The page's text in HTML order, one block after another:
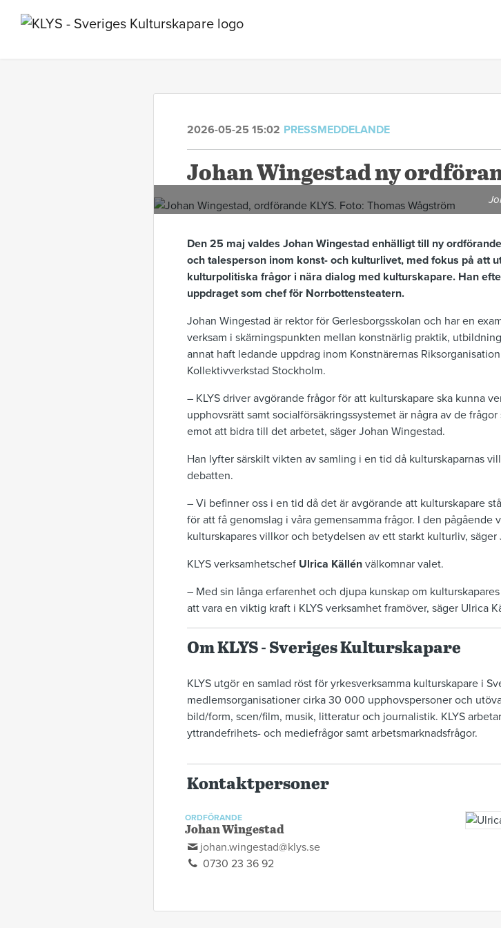
2026-05-25 15:02 PRESSMEDDELANDE
Johan Wingestad ny
Den 25 maj valdes Johan Wingestad enhälligt till ny
och talesperson inom konst- och kulturlivet, med fokus på att
kulturpolitiska frågor i nära dialog med kulturskapare. Han
uppdraget som chef för Norrbottensteatern.
Johan Wingestad är rektor för Gerlesborgsskolan och har en
verksam i skärningspunkten mellan konstnärlig praktik,
annat haft ledande uppdrag inom Konstnärernas
Kollektivverkstad Stockholm.
– KLYS driver avgörande frågor för att kulturskapare ska kunna
upphovsrätt samt socialförsäkringssystemet är några av de
emot att bidra till det arbetet, säger Johan Wingestad.
Han lyfter särskilt vikten av samling i en tid då kulturskaparnas
debatten.
– Vi befinner oss i en tid då det är avgörande att kulturskapare
för att få genomslag i våra gemensamma frågor. I den
kulturskapares villkor och betydelsen av ett starkt kulturliv, säger
KLYS verksamhetschef Ulrica Källén välkomnar valet.
– Med sin långa erfarenhet och djupa kunskap om
att vara en viktig kraft i KLYS verksamhet framöver, säger Ulrica
Om KLYS - Sveriges Kulturskapare
KLYS utgör en samlad röst för yrkesverksamma kulturskapare i
medlemsorganisationer cirka 30 000 upphovspersoner och
bild/form, scen/film, musik, litteratur och journalistik. KLYS
yttrandefrihets- och mediefrågor samt arbetsmarknadsfrågor.
Kontaktpersoner
ORDFÖRANDE
Johan Wingestad
johan.wingestad@klys.se
0730 23 36 92